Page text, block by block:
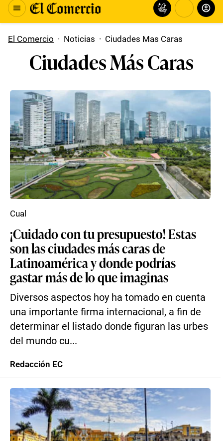
El Comercio · Noticias · Ciudades Mas Caras
Ciudades Más Caras
¡Cuidado con tu presupuesto! Estas
son las ciudades más caras de
Latinoamérica y donde podrías
gastar más de lo que imaginas
Diversos aspectos hoy ha tomado en cuenta
una importante firma internacional, a fin de
determinar el listado donde figuran las urbes
del mundo cu...
Cual
Redacción EC